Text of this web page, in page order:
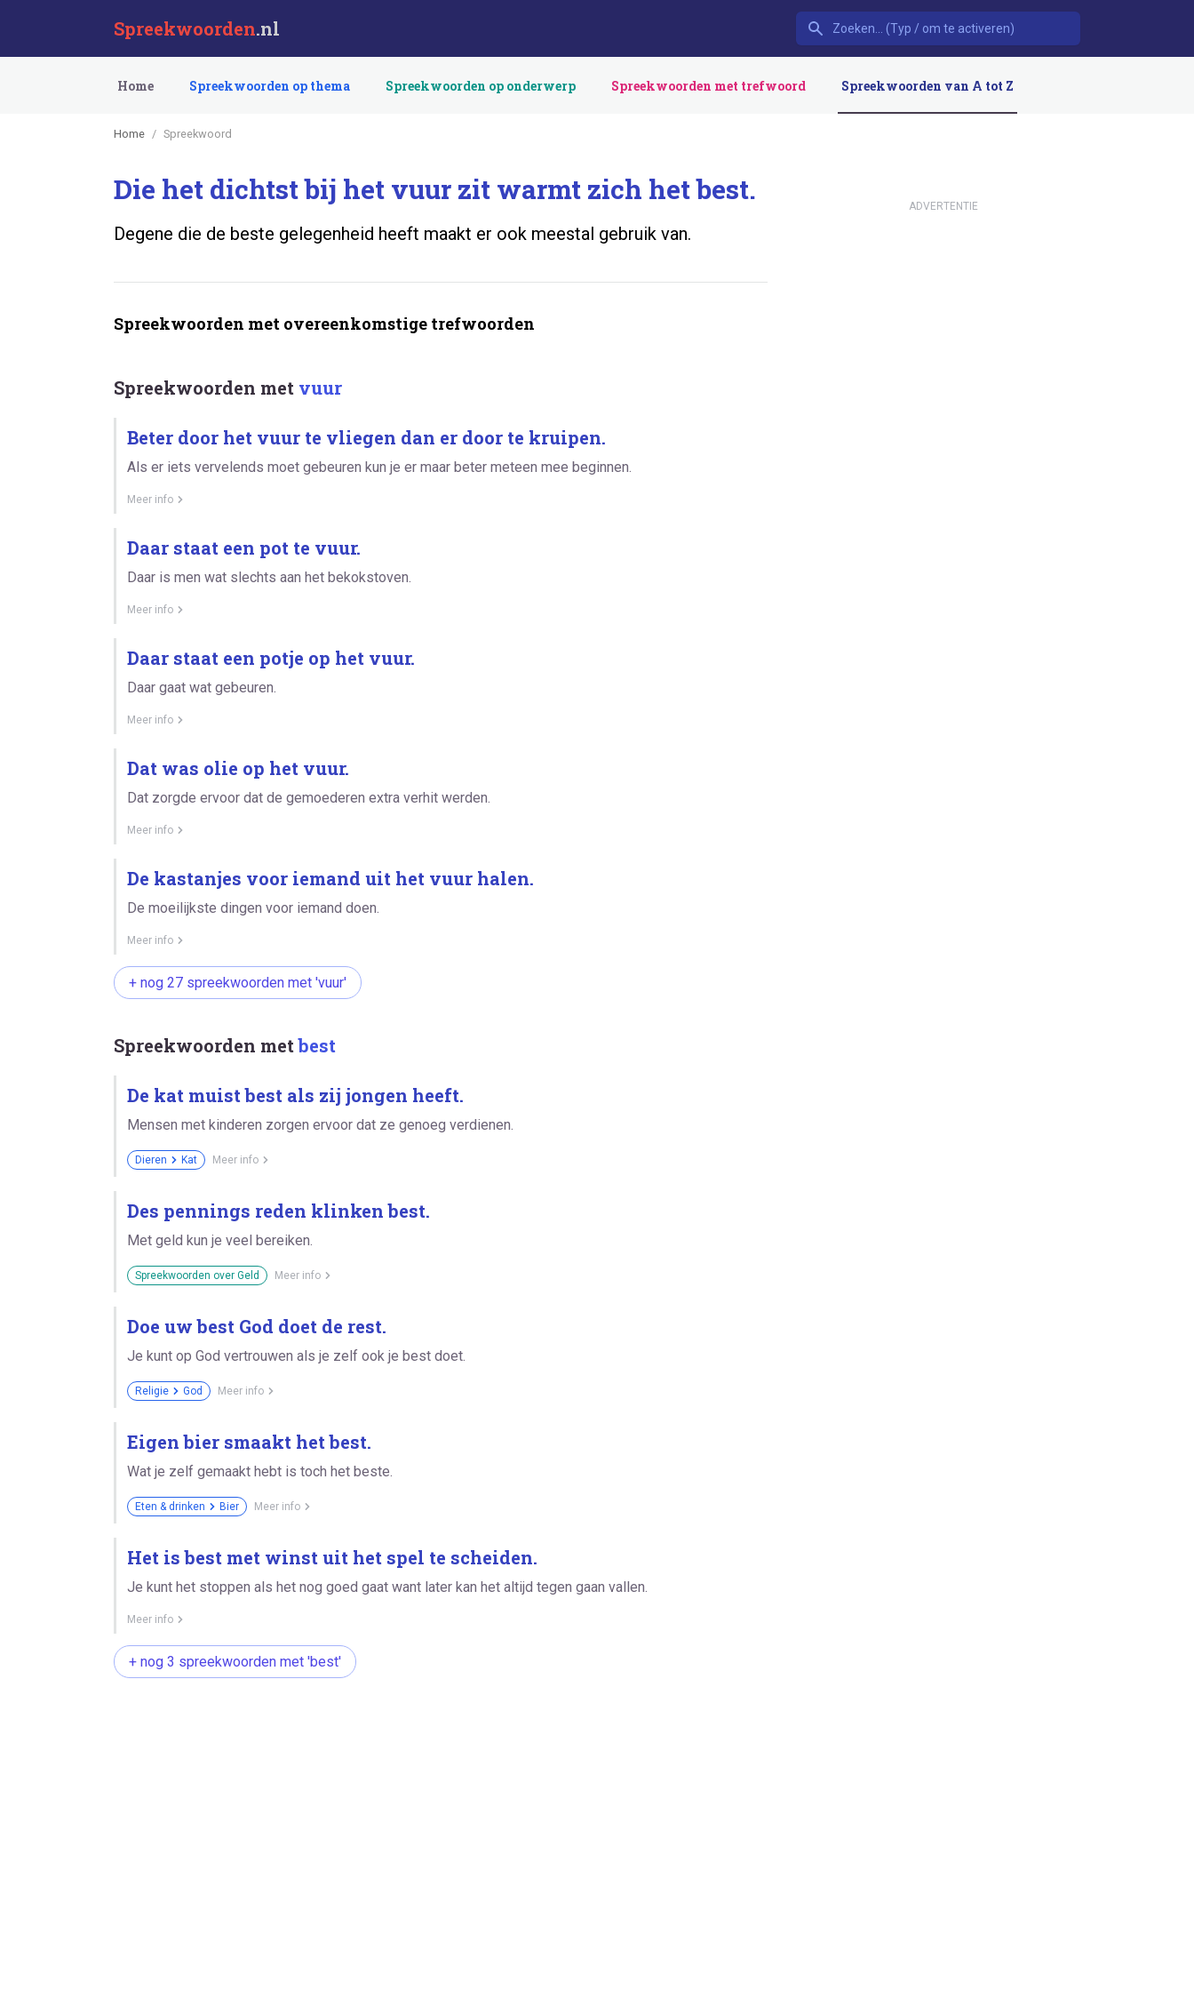
Spreekwoorden.nl
Home Spreekwoorden op thema Spreekwoorden op onderwerp Spreekwoorden met trefwoord Spreekwoorden van A tot Z
Home Spreekwoord
Die het dichtst bij het vuur zit warmt zich het best.
Degene die de beste gelegenheid heeft maakt er ook meestal gebruik van.
Spreekwoorden met overeenkomstige trefwoorden
Spreekwoorden met vuur
Beter door het vuur te vliegen dan er door te kruipen.
Als er iets vervelends moet gebeuren kun je er maar beter meteen mee beginnen.
Meer info
Daar staat een pot te vuur.
Daar is men wat slechts aan het bekokstoven.
Meer info
Daar staat een potje op het vuur.
Daar gaat wat gebeuren.
Meer info
Dat was olie op het vuur.
Dat zorgde ervoor dat de gemoederen extra verhit werden.
Meer info
De kastanjes voor iemand uit het vuur halen.
De moeilijkste dingen voor iemand doen.
Meer info
+ nog 27 spreekwoorden met 'vuur'
Spreekwoorden metbest
De kat muist best als zij jongen heeft.
Mensen met kinderen zorgen ervoor dat ze genoeg verdienen.
Dieren Kat Meer info
Des pennings reden klinken best.
Met geld kun je veel bereiken.
Spreekwoorden over Geld Meer info
Doe uw best God doet de rest.
Je kunt op God vertrouwen als je zelf ook je best doet.
Religie God Meer info
Eigen bier smaakt het best.
Wat je zelf gemaakt hebt is toch het beste.
Eten & drinken Bier Meer info
Het is best met winst uit het spel te scheiden.
Je kunt het stoppen als het nog goed gaat want later kan het altijd tegen gaan vallen.
Meer info
+ nog 3 spreekwoorden met 'best'
ADVERTENTIE